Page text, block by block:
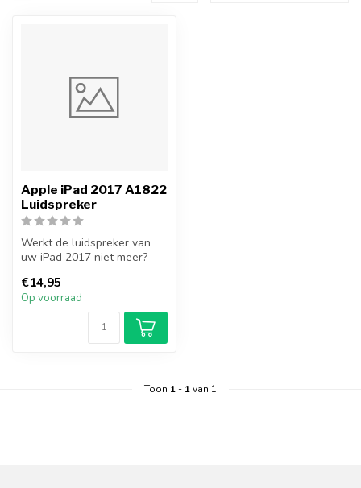
Apple iPad 2017 A1822
Luidspreker
Werkt de luidspreker van
uw iPad 2017 niet meer?
luidspreke...
€14,95
Op voorraad
Toon 1- 1van 1